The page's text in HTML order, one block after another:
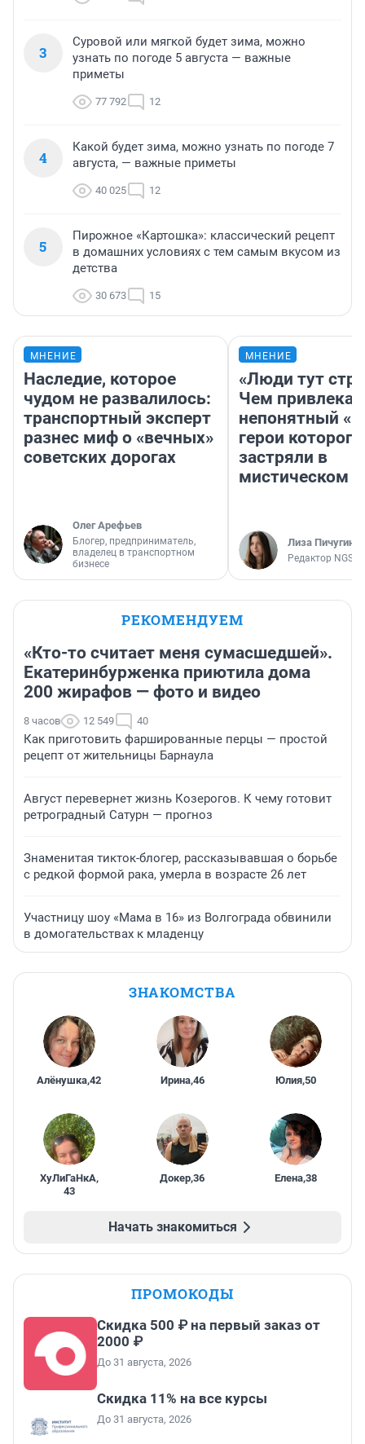
3
Суровой или мягкой будет зима, можно
узнать по погоде 5 августа — важные
приметы
77 792 12
4
Какой будет зима, можно узнать по погоде 7
августа, — важные приметы
40 025 12
5
Пирожное «Картошка»: классический рецепт
в домашних условиях с тем самым вкусом из
детства
30 673 15
МНЕНИЕ
Наследие, которое
чудом не развалилось:
транспортный эксперт
разнес миф о «вечных»
советских дорогах
Олег Арефьев
Блогер, предприниматель,
владелец в транспортном
бизнесе
МНЕНИЕ
«Люди тут
Чем
непонятный
герои которого
застряли в
мистическом
Лиза Пичугина
Редактор
РЕКОМЕНДУЕМ
«Кто-то считает меня сумасшедшей».
Екатеринбурженка приютила дома
200 жирафов — фото и видео
8 часов 12 549 40
Как приготовить фаршированные перцы — простой
рецепт от жительницы Барнаула
Август перевернет жизнь Козерогов. К чему готовит
ретроградный Сатурн — прогноз
Знаменитая тикток-блогер, рассказывавшая о борьбе
с редкой формой рака, умерла в возрасте 26 лет
Участницу шоу «Мама в 16» из Волгограда обвинили
в домогательствах к младенцу
ЗНАКОМСТВА
Алёнушка,42 Ирина,46 Юлия,50
ХуЛиГаНкА,
43
Докер,36 Елена,38
Начать знакомиться
ПРОМОКОДЫ
Скидка 500 ₽ на первый заказ от
2000 ₽
До 31 августа, 2026
Скидка 11% на все курсы
До 31 августа, 2026